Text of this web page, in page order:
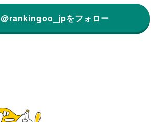
@rankingoo_jpをフォロー